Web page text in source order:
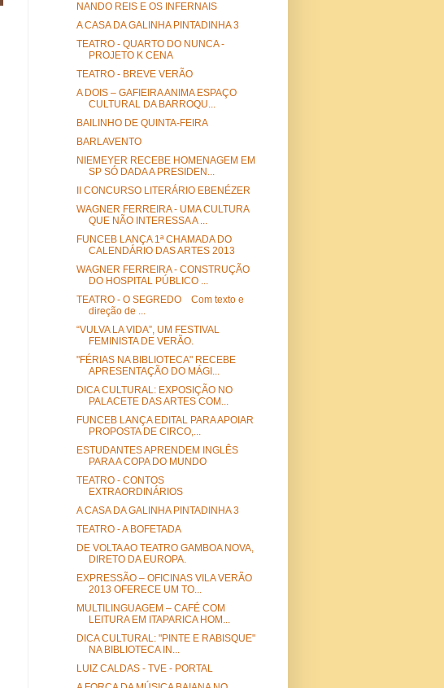
NANDO REIS E OS INFERNAIS
A CASA DA GALINHA PINTADINHA 3
TEATRO - QUARTO DO NUNCA -
PROJETO K CENA
TEATRO - BREVE VERÃO
A DOIS – GAFIEIRA ANIMA ESPAÇO
CULTURAL DA BARROQU...
BAILINHO DE QUINTA-FEIRA
BARLAVENTO
NIEMEYER RECEBE HOMENAGEM EM
SP SÓ DADA A PRESIDEN...
II CONCURSO LITERÁRIO EBENÉZER
WAGNER FERREIRA - UMA CULTURA
QUE NÃO INTERESSA A ...
FUNCEB LANÇA 1ª CHAMADA DO
CALENDÁRIO DAS ARTES 2013
WAGNER FERREIRA - CONSTRUÇÃO
DO HOSPITAL PÚBLICO ...
TEATRO - O SEGREDO Com texto e
direção de ...
“VULVA LA VIDA”, UM FESTIVAL
FEMINISTA DE VERÃO.
"FÉRIAS NA BIBLIOTECA" RECEBE
APRESENTAÇÃO DO MÁGI...
DICA CULTURAL: EXPOSIÇÃO NO
PALACETE DAS ARTES COM...
FUNCEB LANÇA EDITAL PARA APOIAR
PROPOSTA DE CIRCO,...
ESTUDANTES APRENDEM INGLÊS
PARA A COPA DO MUNDO
TEATRO - CONTOS
EXTRAORDINÁRIOS
A CASA DA GALINHA PINTADINHA 3
TEATRO - A BOFETADA
DE VOLTA AO TEATRO GAMBOA NOVA,
DIRETO DA EUROPA.
EXPRESSÃO – OFICINAS VILA VERÃO
2013 OFERECE UM TO...
MULTILINGUAGEM – CAFÉ COM
LEITURA EM ITAPARICA HOM...
DICA CULTURAL: "PINTE E RABISQUE"
NA BIBLIOTECA IN...
LUIZ CALDAS - TVE - PORTAL